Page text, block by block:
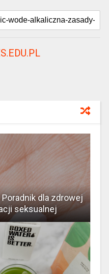
dla zdrowej
seksualnej